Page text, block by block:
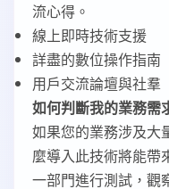
流心得。
線上即時技術支援
詳盡的數位操作指南
用戶交流論壇與社羣
如何判斷我的業務需
如果您的業務涉及大
麼導入此技術將能帶
一部門進行測試，觀